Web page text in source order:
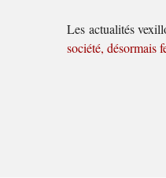
Les actualités
société, désormais